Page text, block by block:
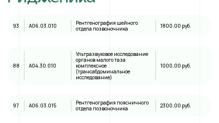
93 A06.03.010
Рентгенография шейного
отдела позвоночника
1800,00 руб.
88 А04.30.010
Ультразвуковое исследование
органов малого таза
комплексное
(трансабдоминальное
исследование)
1000,00 руб.
97 A06.03.015
Рентгенография поясничного
отдела позвоночника
2300,00 руб.